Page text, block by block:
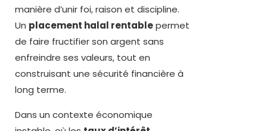
manière d’unir foi, raison et discipline.
Un placement halal rentablepermet
de faire fructifier son argent sans
enfreindre ses valeurs, tout en
construisant une sécurité financière à
long terme.
Dans un contexte économique